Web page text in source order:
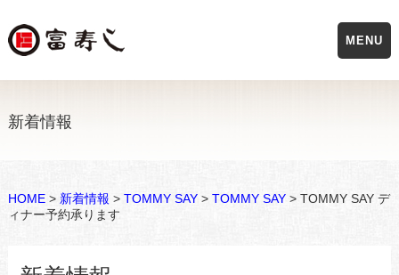
新着情報
HOME> 新着情報 > TOMMY SAY> TOMMY SAY> TOMMY SAY デ
ィナー予約承ります
MENU